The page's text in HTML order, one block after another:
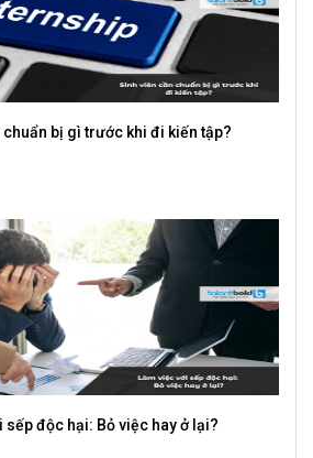
bị gì trước khi đi kiến tập?
sếp độc hại: Bỏ việc hay ở lại?